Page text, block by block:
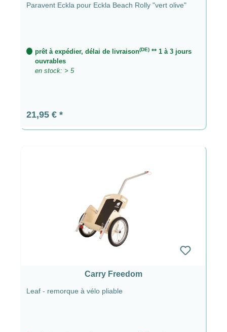
Paravent Eckla pour Eckla Beach Rolly "vert olive"
prêt à expédier, délai de livraison(DE) ** 1 à 3 jours
ouvrables
en stock: > 5
Prix régulier :
21,95 €
Carry Freedom
Leaf - remorque à vélo pliable